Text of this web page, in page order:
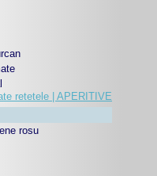
retetele | APERITIVE
rosu